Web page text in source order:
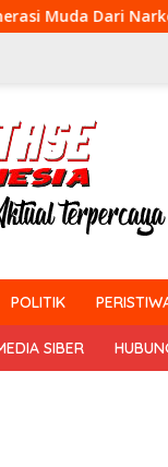
dan
POLITIK
SIBER